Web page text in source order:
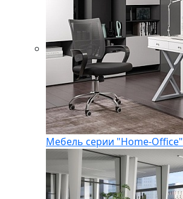
Мебель серии "Home-Office"